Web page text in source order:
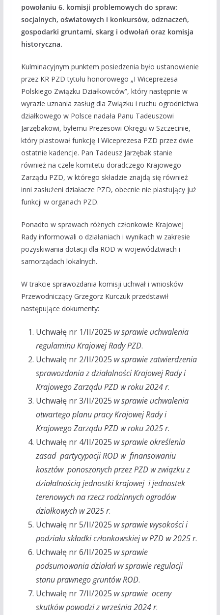
powołaniu 6. komisji problemowych do spraw:
socjalnych, oświatowych i konkursów, odznaczeń,
gospodarki gruntami, skarg i odwołań oraz komisja
historyczna.
Kulminacyjnym punktem posiedzenia było ustanowienie
przez KR PZD tytułu honorowego „I Wiceprezesa
Polskiego Związku Działkowców”, który następnie w
wyrazie uznania zasług dla Związku i ruchu ogrodnictwa
działkowego w Polsce nadała Panu Tadeuszowi
Jarzębakowi, byłemu Prezesowi Okręgu w Szczecinie,
który piastował funkcję I Wiceprezesa PZD przez dwie
ostatnie kadencje. Pan Tadeusz Jarzębak stanie
również na czele komitetu doradczego Krajowego
Zarządu PZD, w którego składzie znajdą się również
inni zasłużeni działacze PZD, obecnie nie piastujący już
funkcji w organach PZD.
Ponadto w sprawach różnych członkowie Krajowej
Rady informowali o działaniach i wynikach w zakresie
pozyskiwania dotacji dla ROD w województwach i
samorządach lokalnych.
W trakcie sprawozdania komisji uchwał i wniosków
Przewodniczący Grzegorz Kurczuk przedstawił
następujące dokumenty:
Uchwałę nr 1/II/2025 w sprawie uchwalenia
regulaminu Krajowej Rady PZD.
Uchwałę nr 2/II/2025 w sprawie zatwierdzenia
sprawozdania z działalności Krajowej Rady i
Krajowego Zarządu PZD w roku 2024 r.
Uchwałę nr 3/II/2025 w sprawie uchwalenia
otwartego planu pracy Krajowej Rady i
Krajowego Zarządu PZD w roku 2025 r.
Uchwałę nr 4/II/2025 w sprawie określenia
zasad partycypacji ROD w finansowaniu
kosztów ponoszonych przez PZD w związku z
działalnością jednostki krajowej i jednostek
terenowych na rzecz rodzinnych ogrodów
działkowych w 2025 r.
Uchwałę nr 5/II/2025 w sprawie wysokości i
podziału składki członkowskiej w PZD w 2025 r.
Uchwałę nr 6/II/2025 w sprawie
podsumowania działań w sprawie regulacji
stanu prawnego gruntów ROD.
Uchwałę nr 7/II/2025 w sprawie oceny
skutków powodzi z września 2024 r.